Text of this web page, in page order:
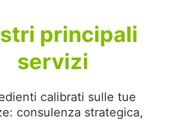
principali
servizi
calibrati sulle tue
consulenza strategica,